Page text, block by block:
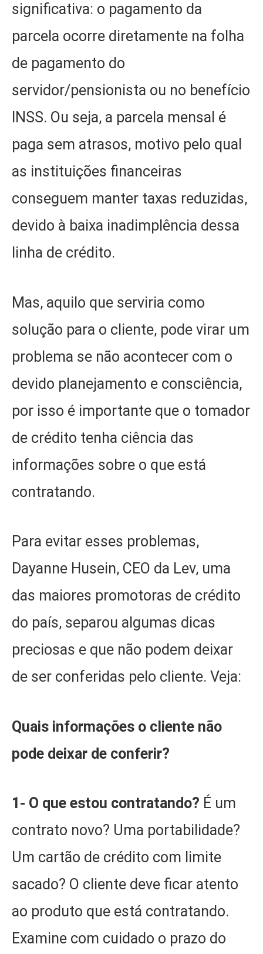
significativa: o pagamento da
parcela ocorre diretamente na folha
de pagamento do
servidor/pensionista ou no benefício
INSS. Ou seja, a parcela mensal é
paga sem atrasos, motivo pelo qual
as instituições financeiras
conseguem manter taxas reduzidas,
devido à baixa inadimplência dessa
linha de crédito.
Mas, aquilo que serviria como
solução para o cliente, pode virar um
problema se não acontecer com o
devido planejamento e consciência,
por isso é importante que o tomador
de crédito tenha ciência das
informações sobre o que está
contratando.
Para evitar esses problemas,
Dayanne Husein, CEO da Lev, uma
das maiores promotoras de crédito
do país, separou algumas dicas
preciosas e que não podem deixar
de ser conferidas pelo cliente. Veja:
Quais informações o cliente não
pode deixar de conferir?
1- O que estou contratando? É um
contrato novo? Uma portabilidade?
Um cartão de crédito com limite
sacado? O cliente deve ficar atento
ao produto que está contratando.
Examine com cuidado o prazo do